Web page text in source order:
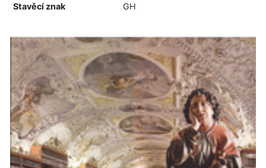
Stavěcí znak
GH